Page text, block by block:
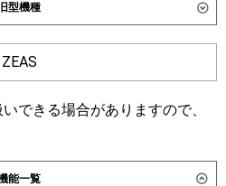
ERMP80SKL6 PCZX-
GP80RSHPJ11
旧型機種
SZRH80BYNVD
SZRU80BJVD
SZRHU80BJVD
できる場合がありますので、
能一覧